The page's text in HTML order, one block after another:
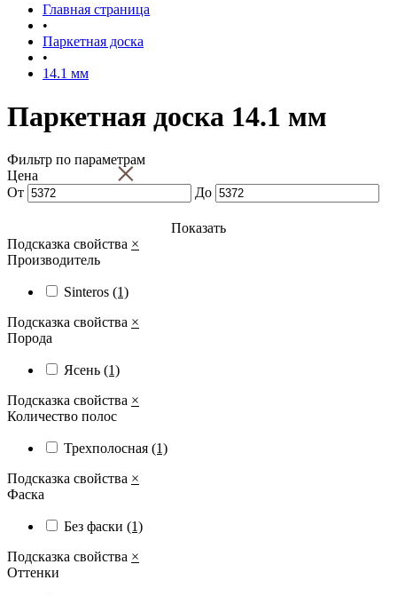
Главная страница
•
Паркетная доска
•
14.1 мм
Паркетная доска 14.1 мм
Фильтр по параметрам
×
Цена
От
До
Показать
Подсказка свойства ×
Производитель
Sinteros (1)
Подсказка свойства ×
Порода
Ясень (1)
Подсказка свойства ×
Количество полос
Трехполосная (1)
Подсказка свойства ×
Фаска
Без фаски (1)
Подсказка свойства ×
Оттенки